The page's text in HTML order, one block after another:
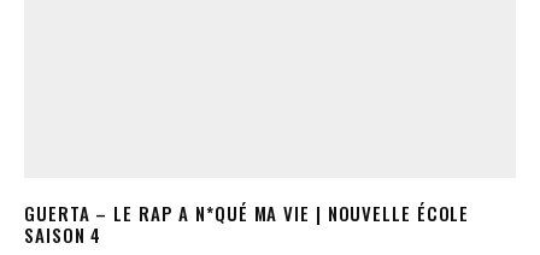
GUERTA – LE RAP A N*QUÉ MA VIE | NOUVELLE ÉCOLE
SAISON 4